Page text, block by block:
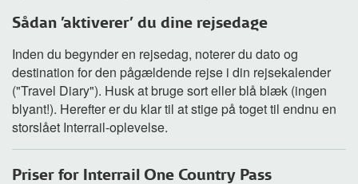
Sådan 'aktiverer' du dine rejsedage
Inden du begynder en rejsedag, noterer du dato og
destination for den pågældende rejse i din rejsekalender
("Travel Diary"). Husk at bruge sort eller blå blæk (ingen
blyant!). Herefter er du klar til at stige på toget til endnu en
storslået Interrail-oplevelse.
Priser for Interrail One Country Pass